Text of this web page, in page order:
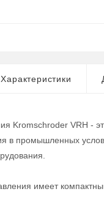
Характеристики
Kromschroder VRH -
в промышленных
имеет